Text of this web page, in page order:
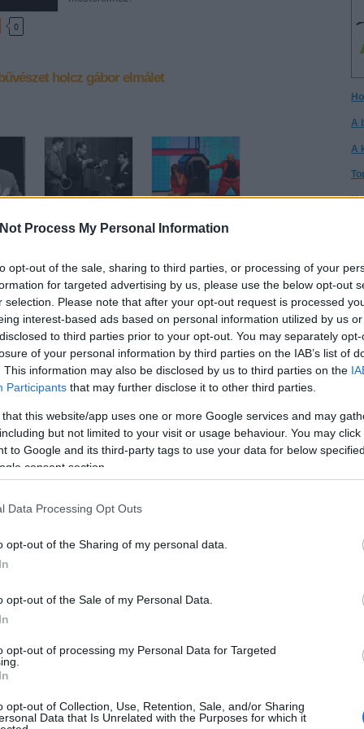
Process My Personal Information
opt-out of the sale, sharing to third parties, or processing of your
for targeted advertising by us, please use the below opt-out
selection. Please note that after your opt-out request is processed
interest-based ads based on personal information utilized by us
to third parties prior to your opt-out. You may separately
of your personal information by third parties on the IAB’s list of
This information may also be disclosed by us to third parties on the
Participants that may further disclose it to other third parties.
that this website/app uses one or more Google services and may
but not limited to your visit or usage behaviour. You may
to Google and its third-party tags to use your data for below
consent section.
Data Processing Opt Outs
opt-out of the Sharing of my personal data.
opt-out of the Sale of my Personal Data.
opt-out of processing my Personal Data for Targeted
opt-out of Collection, Use, Retention, Sale, and/or Sharing
Data that Is Unrelated with the Purposes for which it
A
A
Itt
a
0
holcz gábor elmálet
5 dolog, amit
Rodolforól - 114
éve született
Rodolfo
Kinek érdemes
születikben?
id/1544472
tartalomnak minősülnek, értük a szolgáltatás technikai
üzemeltetője semmilyen felelősséget nem vállal,
Részletek a
lényegre sok tekintetben.Szerintem nemcsak az a
a diákokkal hanem, hogy tényleg bűvészt akarjanak
megfelelő motivációt is meg kell találni ehhez.Persze ahogy a
is nyitottnak kell lenniük
tanulni, csak a szülők döntik el, hogy mennyi pénzt
költeni rá, plusz a kellékek -_-" .
osszelehet kapcsolni a Buvesz Vagyok cikkeddel mert
tanarhoz kell jarni. Vannak kivetelek mint a Feco de az ritka
mindenhez ertenie kell legalabb olyan szinten hogy ha a
valaszt tudjon adni. Itt ertem azt hogy a close uptol a